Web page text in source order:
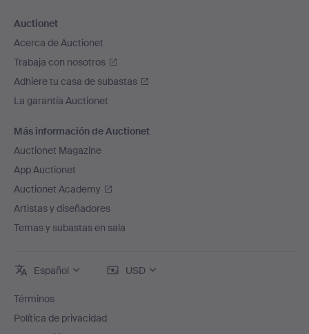
Auctionet
Acerca de Auctionet
Trabaja con nosotros
Adhiere tu casa de subastas
La garantía Auctionet
Más información de Auctionet
Auctionet Magazine
App Auctionet
Auctionet Academy
Artistas y diseñadores
Temas y subastas en sala
Español USD
Términos
Política de privacidad